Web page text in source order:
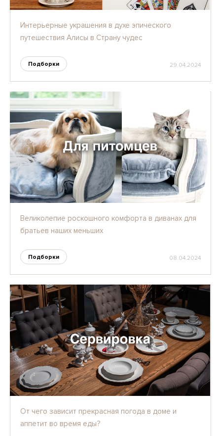
29.04.2024
Интерьерные украшения в духе эпического
путешествия Алисы в Страну чудес
Подборки
08.04.2024
Великолепие роскошного комфорта в диванах для
братьев наших меньших
Подборки
От чего зависит прекрасная погода в доме и
аппетит во время еды?